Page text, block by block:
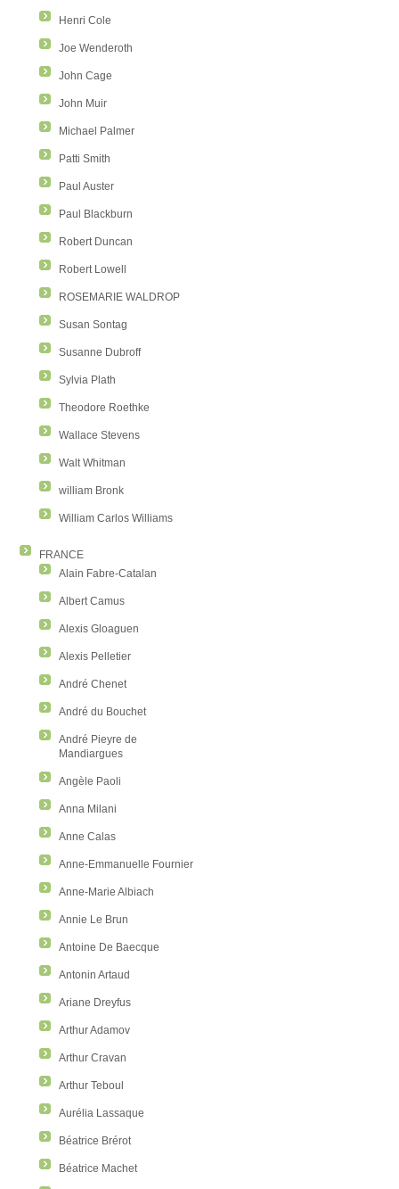
Henri Cole
Joe Wenderoth
John Cage
John Muir
Michael Palmer
Patti Smith
Paul Auster
Paul Blackburn
Robert Duncan
Robert Lowell
ROSEMARIE WALDROP
Susan Sontag
Susanne Dubroff
Sylvia Plath
Theodore Roethke
Wallace Stevens
Walt Whitman
william Bronk
William Carlos Williams
FRANCE
Alain Fabre-Catalan
Albert Camus
Alexis Gloaguen
Alexis Pelletier
André Chenet
André du Bouchet
André Pieyre de
Mandiargues
Angèle Paoli
Anna Milani
Anne Calas
Anne-Emmanuelle Fournier
Anne-Marie Albiach
Annie Le Brun
Antoine De Baecque
Antonin Artaud
Ariane Dreyfus
Arthur Adamov
Arthur Cravan
Arthur Teboul
Aurélia Lassaque
Béatrice Brérot
Béatrice Machet